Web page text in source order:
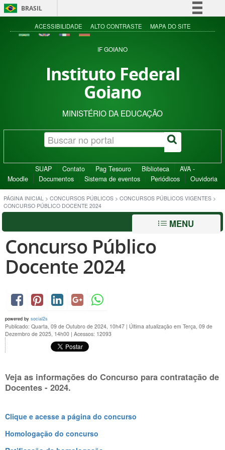
BRASIL
Simplifique!
Acesso à informação
ACESSIBILIDADE ALTO CONTRASTE MAPA DO SITE
IF GOIANO
Instituto Federal
Goiano
MINISTÉRIO DA EDUCAÇÃO
SUAP Contato Pag Tesouro Biblioteca
AVA -
Moodle
Documentos Sistema de eventos Periódicos Ouvidoria
PÁGINA INICIAL > CONCURSOS PÚBLICOS > CONCURSOS PÚBLICOS VIGENTES >
CONCURSO PÚBLICO DOCENTE 2024
MENU
Concurso Público
Docente 2024
powered by social2s
Publicado: Quarta, 09 de Outubro de 2024, 10h47 | Última atualização em Terça, 09 de
Dezembro de 2025, 14h00 | Acessos: 12093
Veja as informações do Concurso para contratação de
Docentes - 2024.
Clique e acesse a página do concurso
Homologação do concurso